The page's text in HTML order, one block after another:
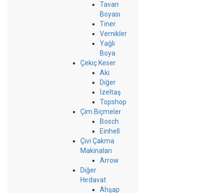
Tavan
Boyası
Tiner
Vernikler
Yağlı
Boya
Çekiç Keser
Aki
Diğer
İzeltaş
Topshop
Çim Biçmeler
Bosch
Einhell
Çivi Çakma
Makinaları
Arrow
Diğer
Hırdavat
Ahşap